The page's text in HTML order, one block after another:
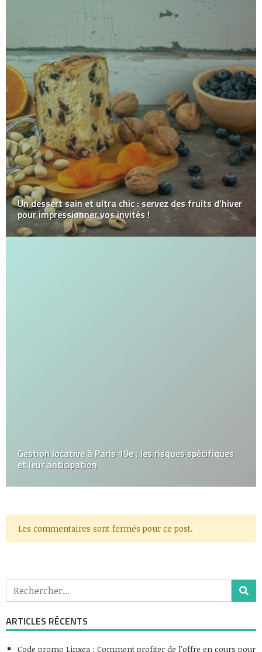
Un dessert sain et ultra chic : servez des fruits d’hiver
pour impressionner vos invités !
Gestion locative à Paris 19e : les risques spécifiques
et leur anticipation
Les commentaires sont fermés pour ce post.
ARTICLES RÉCENTS
Code promo Linxea : Comment profiter de l’offre en cours pour